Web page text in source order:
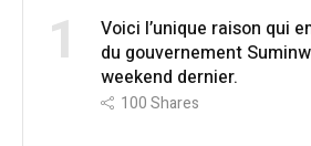
1
Voici l’unique raison qui
du gouvernement
weekend dernier.
100Shares